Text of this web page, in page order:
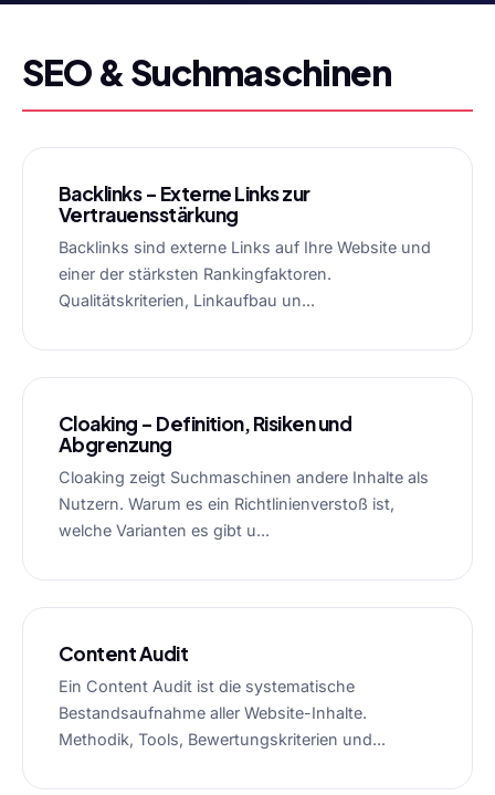
SEO & Suchmaschinen
Backlinks – Externe Links zur
Vertrauensstärkung
Backlinks sind externe Links auf Ihre Website und
einer der stärksten Rankingfaktoren.
Qualitätskriterien, Linkaufbau un...
Cloaking – Definition, Risiken und
Abgrenzung
Cloaking zeigt Suchmaschinen andere Inhalte als
Nutzern. Warum es ein Richtlinienverstoß ist,
welche Varianten es gibt u...
Content Audit
Ein Content Audit ist die systematische
Bestandsaufnahme aller Website-Inhalte.
Methodik, Tools, Bewertungskriterien und...